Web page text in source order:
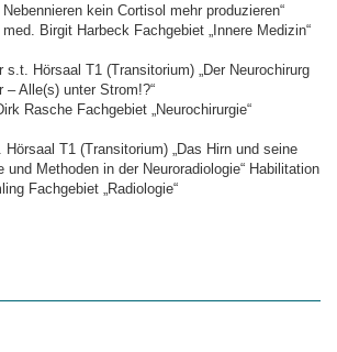
kein Cortisol mehr produzieren“
Birgit Harbeck Fachgebiet „Innere Medizin“
s.t. Hörsaal T1 (Transitorium) „Der Neurochirurg
Alle(s) unter Strom!?“
Rasche Fachgebiet „Neurochirurgie“
Hörsaal T1 (Transitorium) „Das Hirn und seine
und Methoden in der Neuroradiologie“ Habilitation
Fachgebiet „Radiologie“